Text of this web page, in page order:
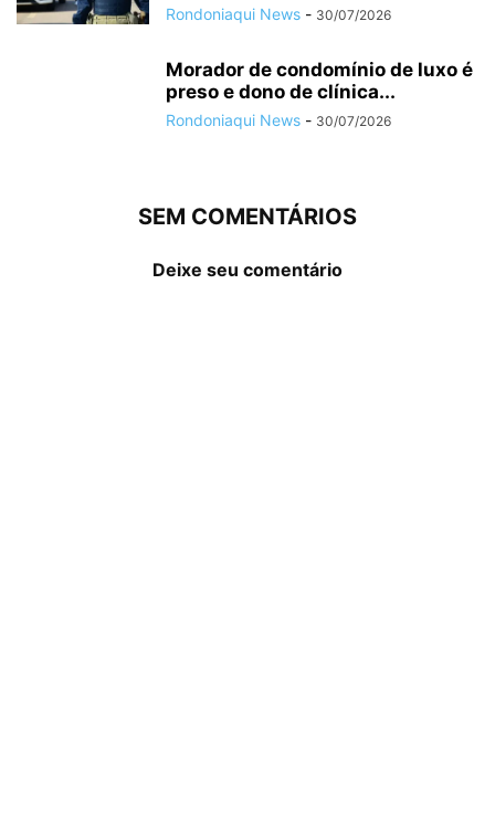
Rondoniaqui News - 30/07/2026
Morador de condomínio de luxo é
preso e dono de clínica...
Rondoniaqui News - 30/07/2026
SEM COMENTÁRIOS
Deixe seu comentário